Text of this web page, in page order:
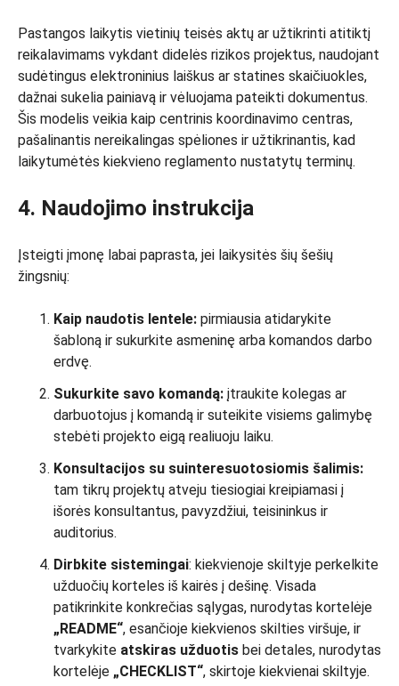
Pastangos laikytis vietinių teisės aktų ar užtikrinti atitiktį
reikalavimams vykdant didelės rizikos projektus, naudojant
sudėtingus elektroninius laiškus ar statines skaičiuokles,
dažnai sukelia painiavą ir vėluojama pateikti dokumentus.
Šis modelis veikia kaip centrinis koordinavimo centras,
pašalinantis nereikalingas spėliones ir užtikrinantis, kad
laikytumėtės kiekvieno reglamento nustatytų terminų.
4. Naudojimo instrukcija
Įsteigti įmonę labai paprasta, jei laikysitės šių šešių
žingsnių:
Kaip naudotis lentele: pirmiausia atidarykite
šabloną ir sukurkite asmeninę arba komandos darbo
erdvę.
Sukurkite savo komandą: įtraukite kolegas ar
darbuotojus į komandą ir suteikite visiems galimybę
stebėti projekto eigą realiuoju laiku.
Konsultacijos su suinteresuotosiomis šalimis:
tam tikrų projektų atveju tiesiogiai kreipiamasi į
išorės konsultantus, pavyzdžiui, teisininkus ir
auditorius.
Dirbkite sistemingai: kiekvienoje skiltyje perkelkite
užduočių korteles iš kairės į dešinę. Visada
patikrinkite konkrečias sąlygas, nurodytas kortelėje
„README“, esančioje kiekvienos skilties viršuje, ir
tvarkykite atskiras užduotis bei detales, nurodytas
kortelėje „CHECKLIST“, skirtoje kiekvienai skiltyje.